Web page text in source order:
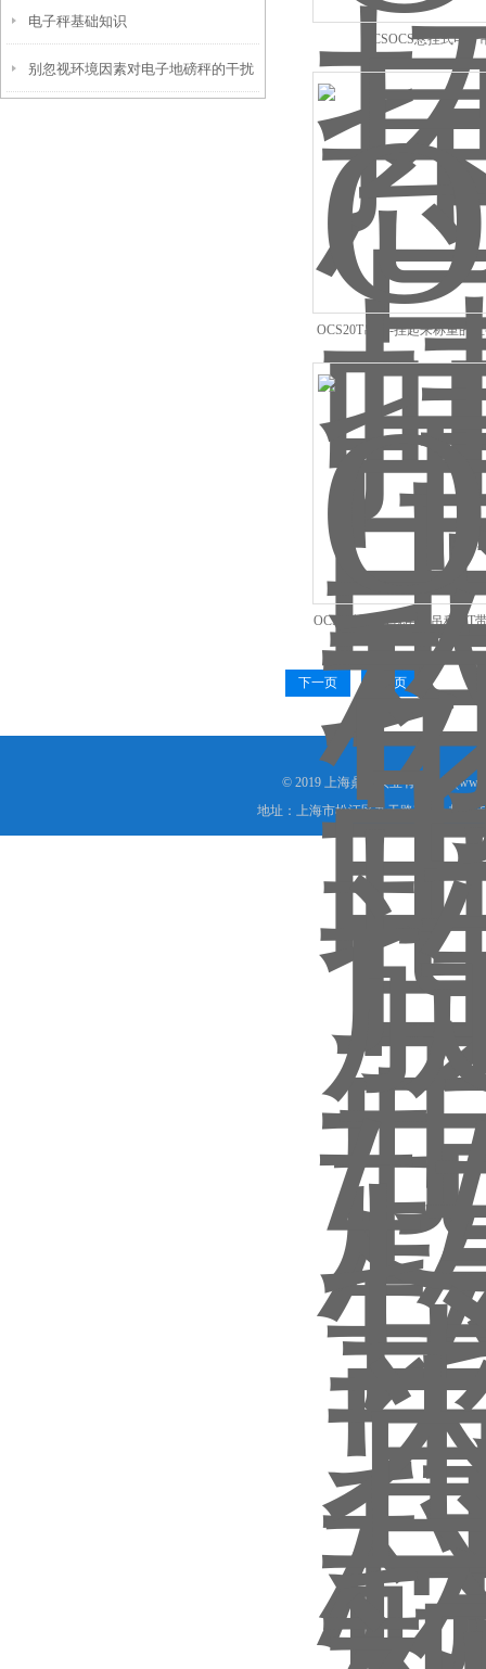
电子秤基础知识
别忽视环境因素对电子地磅秤的干扰
OCSOCS悬挂式电子
OCS20T吊称-挂起来称重的
OCS可旋转直视电子吊称-1T
称
下一页
末页
© 2019 上海鼎拓实业有限公司
地址：上海市松江区九干路220号 技术